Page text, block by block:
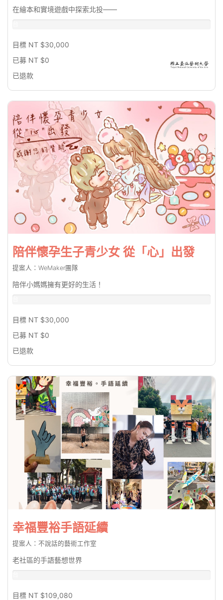
在繪本和實境遊戲中探索北投——
0%
目標 NT $30,000
已募 NT $0
已退款
陪伴懷孕生子青少女 從「心」出發
提案人：WeMaker團隊
陪伴小媽媽擁有更好的生活！
0%
目標 NT $30,000
已募 NT $0
已退款
幸福豐裕手語延續
提案人：不說話的藝術工作室
老社區的手語藝想世界
0%
目標 NT $109,080